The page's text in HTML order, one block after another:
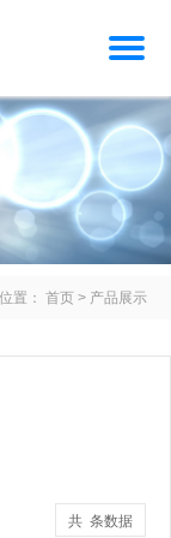
置： 首页 > 产品展示
共 条数据